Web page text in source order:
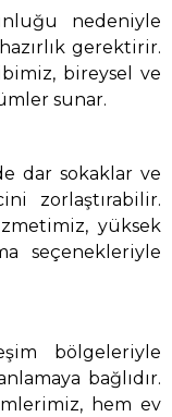
nedeniyle
gerektirir.
bireysel ve
sunar.
dar sokaklar ve
zorlaştırabilir.
yüksek
seçenekleriyle
bölgeleriyle
bağlıdır.
hem ev